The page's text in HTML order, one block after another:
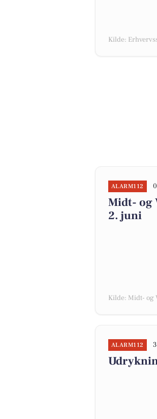
Kilde:
ALARM112
Midt- og
2. juni
Kilde: Midt- og
ALARM112